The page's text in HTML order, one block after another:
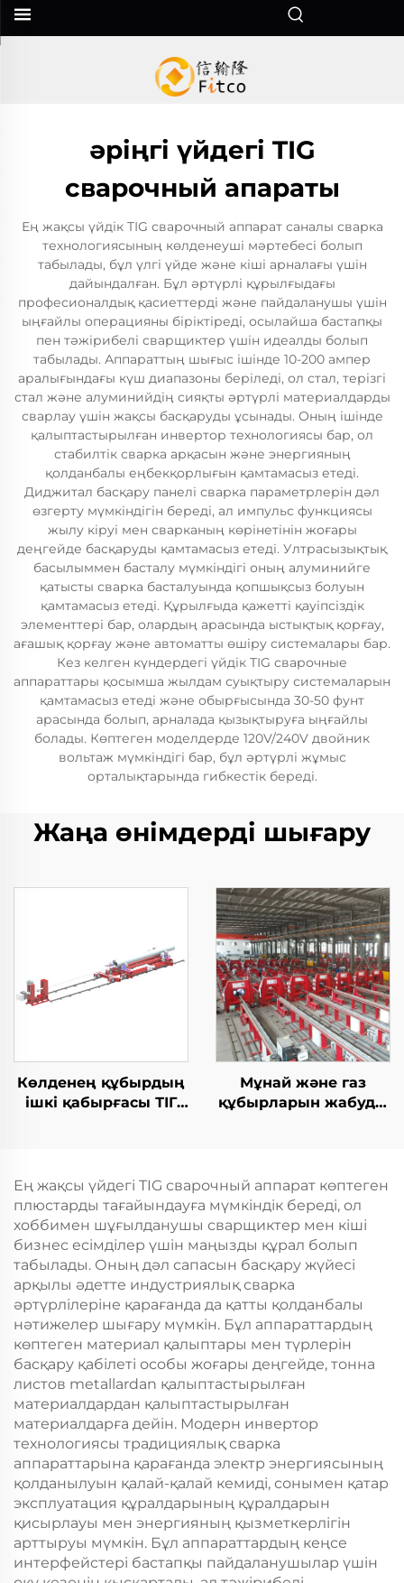
әріңгі үйдегі TIG
сварочный апараты
Ең жақсы үйдік TIG сварочный аппарат саналы сварка
технологиясының көлденеуші мәртебесі болып
табылады, бұл үлгі үйде және кіші арналағы үшін
дайындалған. Бұл әртүрлі құрылғыдағы
професионалдық қасиеттерді және пайдаланушы үшін
ыңғайлы операцияны біріктіреді, осылайша бастапқы
пен тәжірибелі сварщиктер үшін идеалды болып
табылады. Аппараттың шығыс ішінде 10-200 ампер
аралығындағы күш диапазоны беріледі, ол стал, терізгі
стал және алуминийдің сияқты әртүрлі материалдарды
сварлау үшін жақсы басқаруды ұсынады. Оның ішінде
қалыптастырылған инвертор технологиясы бар, ол
стабилтік сварка арқасын және энергияның
қолданбалы еңбекқорлығын қамтамасыз етеді.
Диджитал басқару панелі сварка параметрлерін дәл
өзгерту мүмкіндігін береді, ал импульс функциясы
жылу кіруі мен сварканың көрінетінін жоғары
деңгейде басқаруды қамтамасыз етеді. Ултрасызықтық
басылыммен басталу мүмкіндігі оның алуминийге
қатысты сварка басталуында қопшықсыз болуын
қамтамасыз етеді. Құрылғыда қажетті қауіпсіздік
элементтері бар, олардың арасында ыстықтық қорғау,
ағашық қорғау және автоматты өшіру системалары бар.
Кез келген күндердегі үйдік TIG сварочные
аппараттары қосымша жылдам суықтыру системаларын
қамтамасыз етеді және обырғысында 30-50 фунт
арасында болып, арналада қызықтыруға ыңғайлы
болады. Көптеген моделдерде 120V/240V двойник
вольтаж мүмкіндігі бар, бұл әртүрлі жұмыс
орталықтарында гибкестік береді.
Жаңа өнімдерді шығару
Көлденең құбырдың
ішкі қабырғасы ТІГ
Мұнай және газ
құбырларын жабуды
Ең жақсы үйдегі TIG сварочный аппарат көптеген
плюстарды тағайындауға мүмкіндік береді, ол
хоббимен шұғылданушы сварщиктер мен кіші
бизнес есімділер үшін маңызды құрал болып
табылады. Оның дәл сапасын басқару жүйесі
арқылы әдетте индустриялық сварка
әртүрлілеріне қарағанда да қатты қолданбалы
нәтижелер шығару мүмкін. Бұл аппараттардың
көптеген материал қалыптары мен түрлерін
басқару қабілеті особы жоғары деңгейде, тонна
листов metallardan қалыптастырылған
материалдардан қалыптастырылған
материалдарға дейін. Модерн инвертор
технологиясы традициялық сварка
аппараттарына қарағанда электр энергиясының
қолданылуын қалай-қалай кемиді, сонымен қатар
эксплуатация құралдарының құралдарын
қисырлауы мен энергияның қызметкерлігін
арттыруы мүмкін. Бұл аппараттардың кеңсе
интерфейстері бастапқы пайдаланушылар үшін